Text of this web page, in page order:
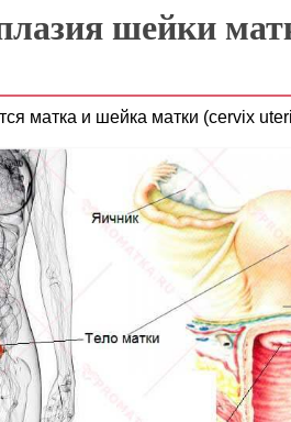
шейки
матка и шейка матки (cervix